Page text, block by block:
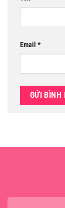
Email *